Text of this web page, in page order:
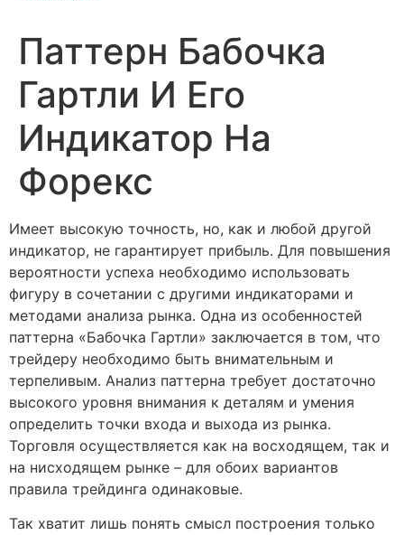
Паттерн Бабочка
Гартли И Его
Индикатор На
Форекс
Имеет высокую точность, но, как и любой другой
индикатор, не гарантирует прибыль. Для повышения
вероятности успеха необходимо использовать
фигуру в сочетании с другими индикаторами и
методами анализа рынка. Одна из особенностей
паттерна «Бабочка Гартли» заключается в том, что
трейдеру необходимо быть внимательным и
терпеливым. Анализ паттерна требует достаточно
высокого уровня внимания к деталям и умения
определить точки входа и выхода из рынка.
Торговля осуществляется как на восходящем, так и
на нисходящем рынке – для обоих вариантов
правила трейдинга одинаковые.
Так хватит лишь понять смысл построения только